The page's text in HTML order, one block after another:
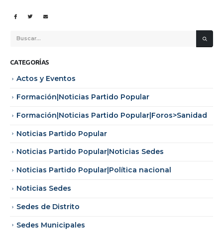
CATEGORÍAS
Actos y Eventos
Formación|Noticias Partido Popular
Formación|Noticias Partido Popular|Foros>Sanidad
Noticias Partido Popular
Noticias Partido Popular|Noticias Sedes
Noticias Partido Popular|Política nacional
Noticias Sedes
Sedes de Distrito
Sedes Municipales